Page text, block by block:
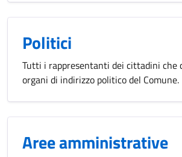
Politici
Tutti i rappresentanti dei cittadini che
organi di indirizzo politico del Comune.
Aree amministrative